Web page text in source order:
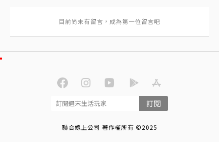
訂閱
聯合線上公司 著作權所有 ©2025